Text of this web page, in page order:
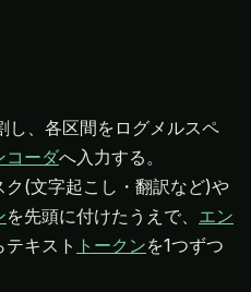
し、各区間をログメルスペ
コーダ
ク(文字起こし・翻訳など)や
を先頭に付けたうえで、 エン
キスト トークンを1つずつ